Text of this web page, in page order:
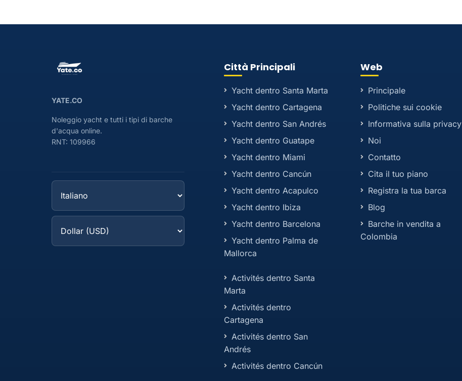
YATE.CO
Noleggio yacht e tutti i tipi di barche
d'acqua online.
RNT: 109966
Città Principali
Yacht dentro Santa Marta
Yacht dentro Cartagena
Yacht dentro San Andrés
Yacht dentro Guatape
Yacht dentro Miami
Yacht dentro Cancún
Yacht dentro Acapulco
Yacht dentro Ibiza
Yacht dentro Barcelona
Yacht dentro Palma de
Mallorca
Activités dentro Santa
Marta
Activités dentro
Cartagena
Activités dentro San
Andrés
Activités dentro Cancún
Web
Principale
Politiche sui cookie
Informativa sulla privacy
Noi
Contatto
Cita il tuo piano
Registra la tua barca
Blog
Barche in vendita a
Colombia